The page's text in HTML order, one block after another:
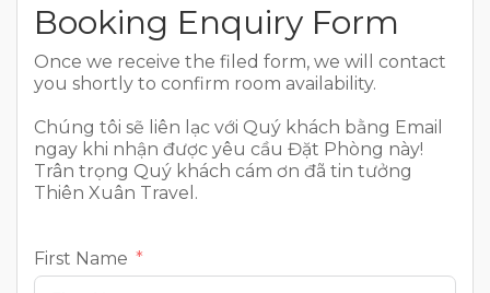
Booking Enquiry Form
Once we receive the filed form, we will contact
you shortly to confirm room availability.
Chúng tôi sẽ liên lạc với Quý khách bằng Email
ngay khi nhận được yêu cầu Đặt Phòng này!
Trân trọng Quý khách cám ơn đã tin tưởng
Thiên Xuân Travel.
First Name